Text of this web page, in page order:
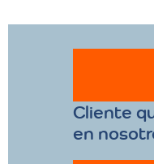
Cliente
en